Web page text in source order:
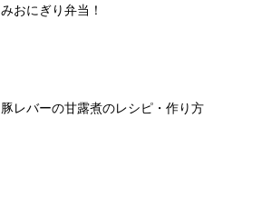
みおにぎり弁当！
豚レバーの甘露煮のレシピ・作り方